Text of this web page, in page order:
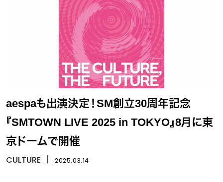
aespaも出演決定！SM創立30周年記念
『SMTOWN LIVE 2025 in TOKYO』8月に東
京ドームで開催
CULTURE 2025.03.14